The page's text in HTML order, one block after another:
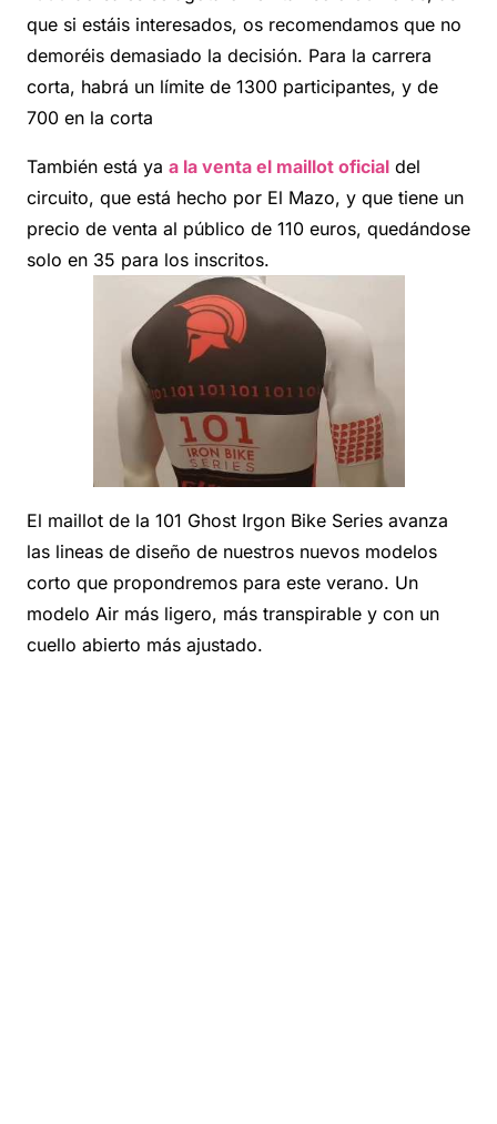
que si estáis interesados, os recomendamos que no
demoréis demasiado la decisión. Para la carrera
corta, habrá un límite de 1300 participantes, y de
700 en la corta
También está ya a la venta el maillot oficial del
circuito, que está hecho por El Mazo, y que tiene un
precio de venta al público de 110 euros, quedándose
solo en 35 para los inscritos.
El maillot de la 101 Ghost Irgon Bike Series avanza
las lineas de diseño de nuestros nuevos modelos
corto que propondremos para este verano. Un
modelo Air más ligero, más transpirable y con un
cuello abierto más ajustado.